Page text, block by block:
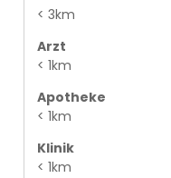
< 3km
Arzt
< 1km
Apotheke
< 1km
Klinik
< 1km